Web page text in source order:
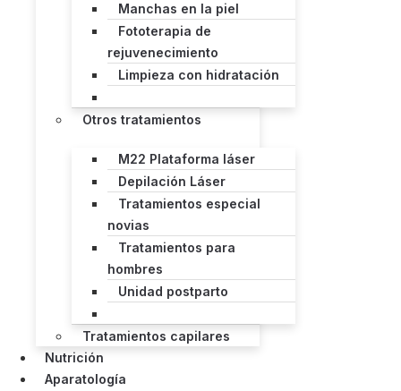
Manchas en la piel
Fototerapia de
rejuvenecimiento
Limpieza con hidratación
Otros tratamientos
M22 Plataforma láser
Depilación Láser
Tratamientos especial
novias
Tratamientos para
hombres
Unidad postparto
Tratamientos capilares
Nutrición
Aparatología